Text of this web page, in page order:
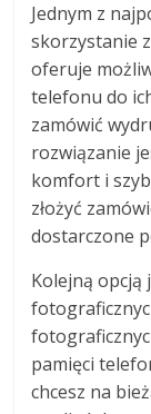
Jednym z
skorzystanie z
oferuje
telefonu do
zamówić
rozwiązanie
komfort i
złożyć
dostarczone
Kolejną
pamięci
chcesz na